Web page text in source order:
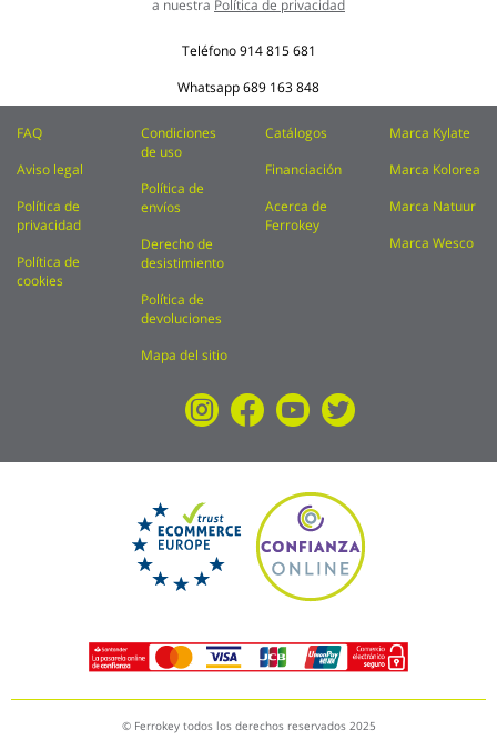
a nuestra Política de privacidad
Teléfono914 815 681
Whatsapp689 163 848
FAQ
Aviso legal
Política de
privacidad
Política de
cookies
Condiciones
de uso
Política de
envíos
Derecho de
desistimiento
Política de
devoluciones
Mapa del sitio
Catálogos
Financiación
Acerca de
Ferrokey
Marca Kylate
Marca Kolorea
Marca Natuur
Marca Wesco
© Ferrokey todos los derechos reservados 2025